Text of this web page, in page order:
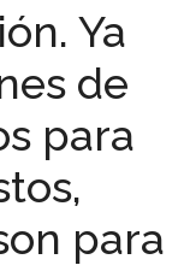
Ya
de
para
para